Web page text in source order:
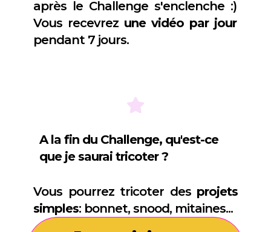
après le Challenge s'enclenche :)
Vous recevrez une vidéo par jour
pendant 7 jours.
A la fin du Challenge, qu'est-ce
que je saurai tricoter ?
Vous pourrez tricoter des projets
simples: bonnet, snood, mitaines...